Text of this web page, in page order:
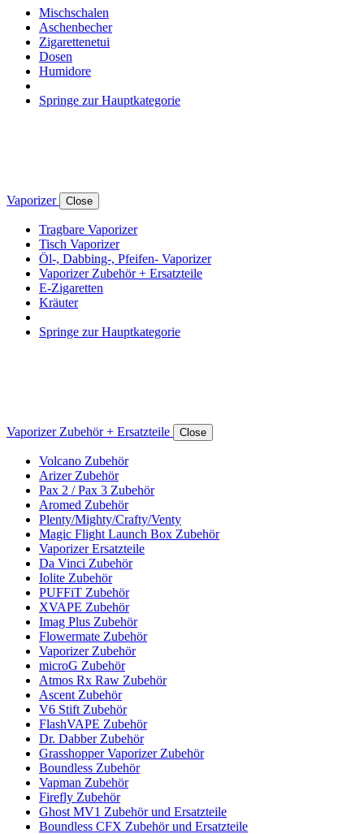
Mischschalen
Aschenbecher
Zigarettenetui
Dosen
Humidore
Springe zur Hauptkategorie
Vaporizer Close
Tragbare Vaporizer
Tisch Vaporizer
Öl-, Dabbing-, Pfeifen- Vaporizer
Vaporizer Zubehör + Ersatzteile
E-Zigaretten
Kräuter
Springe zur Hauptkategorie
Vaporizer Zubehör + Ersatzteile Close
Volcano Zubehör
Arizer Zubehör
Pax 2 / Pax 3 Zubehör
Aromed Zubehör
Plenty/Mighty/Crafty/Venty
Magic Flight Launch Box Zubehör
Vaporizer Ersatzteile
Da Vinci Zubehör
Iolite Zubehör
PUFFiT Zubehör
XVAPE Zubehör
Imag Plus Zubehör
Flowermate Zubehör
Vaporizer Zubehör
microG Zubehör
Atmos Rx Raw Zubehör
Ascent Zubehör
V6 Stift Zubehör
FlashVAPE Zubehör
Dr. Dabber Zubehör
Grasshopper Vaporizer Zubehör
Boundless Zubehör
Vapman Zubehör
Firefly Zubehör
Ghost MV1 Zubehör und Ersatzteile
Boundless CFX Zubehör und Ersatzteile